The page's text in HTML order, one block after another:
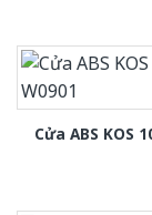
Cửa ABS KOS